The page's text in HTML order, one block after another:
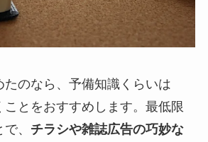
たのなら、予備知識くらいは
ことをおすすめします。最低限
、 チラシや雑誌広告の巧妙な